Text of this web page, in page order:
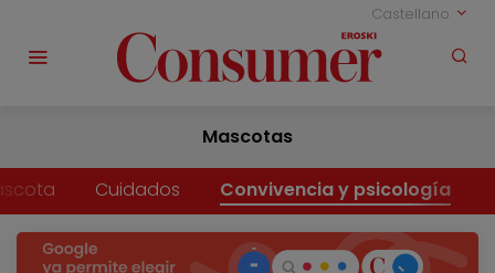
Castellano
Mascotas
Cuidados Convivencia y psicología